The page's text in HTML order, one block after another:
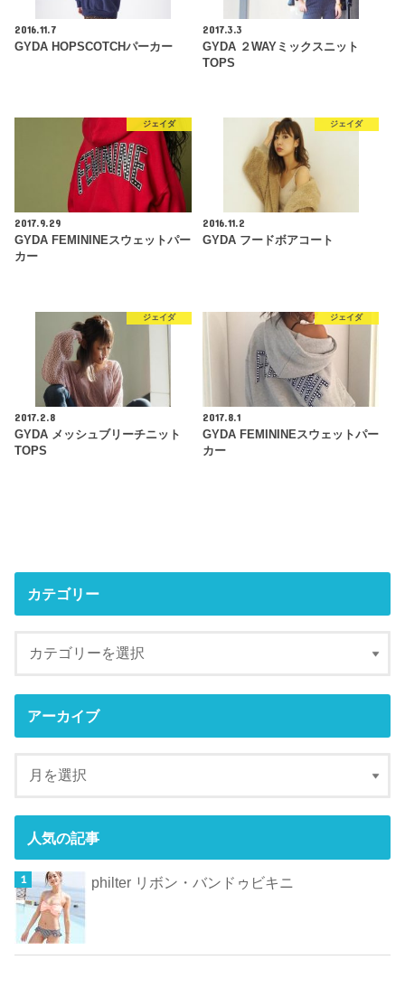
2016.11.7
GYDA HOPSCOTCHパーカー
2017.3.3
GYDA ２WAYミックスニット
TOPS
ジェイダ
2017.9.29
GYDA FEMININEスウェットパー
カー
ジェイダ
2016.11.2
GYDA フードボアコート
ジェイダ
2017.2.8
GYDA メッシュブリーチニット
TOPS
ジェイダ
2017.8.1
GYDA FEMININEスウェットパー
カー
カテゴリー
アーカイブ
人気の記事
philter リボン・バンドゥビキニ